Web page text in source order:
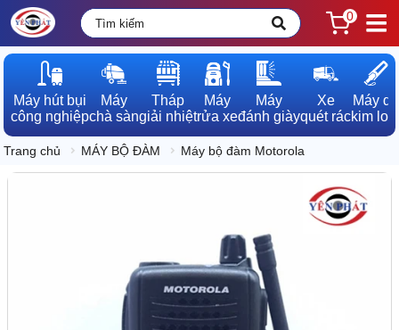
0
Máy hút bụi
công nghiệp
Máy
chà sàn
Tháp
giải nhiệt
Máy
rửa xe
Máy
đánh giày
Xe
quét rác
Máy dò
kim loại
Trang chủ MÁY BỘ ĐÀM Máy bộ đàm Motorola